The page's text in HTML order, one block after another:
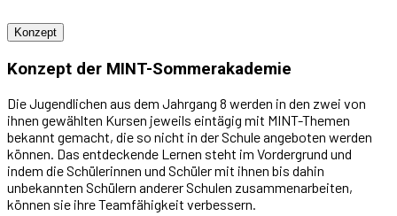
Konzept
Konzept der MINT-Sommerakademie
Die Jugendlichen aus dem Jahrgang 8 werden in den zwei von
ihnen gewählten Kursen jeweils eintägig mit MINT-Themen
bekannt gemacht, die so nicht in der Schule angeboten werden
können. Das entdeckende Lernen steht im Vordergrund und
indem die Schülerinnen und Schüler mit ihnen bis dahin
unbekannten Schülern anderer Schulen zusammenarbeiten,
können sie ihre Teamfähigkeit verbessern.